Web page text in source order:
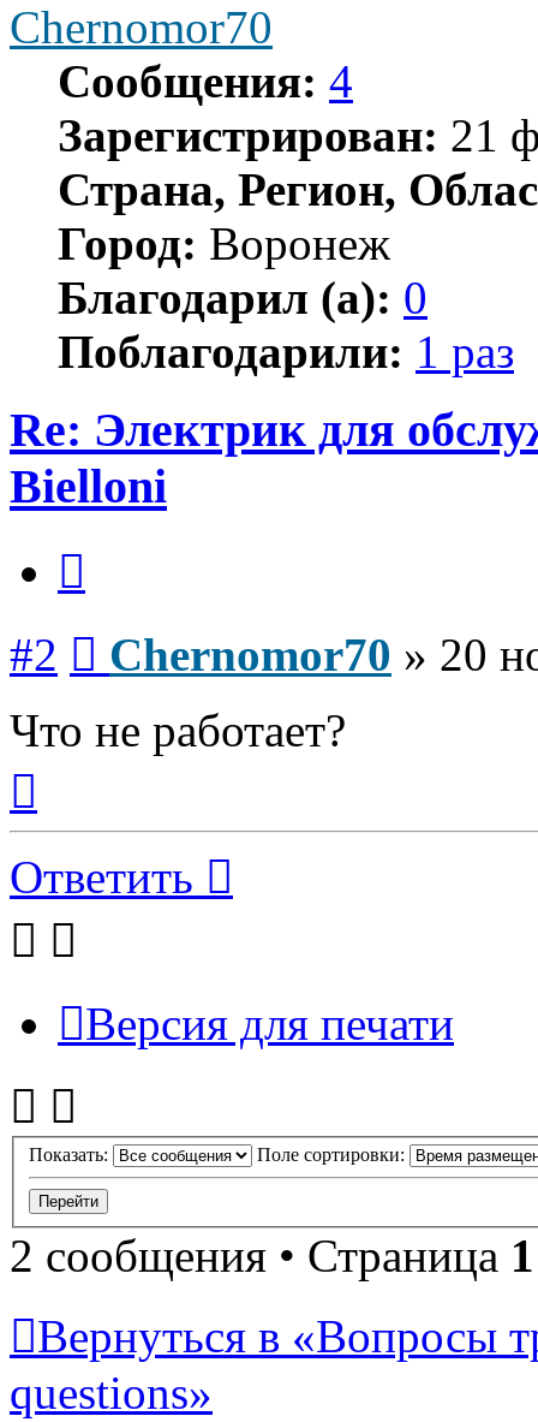
Chernomor70
Сообщения: 4
Зарегистрирован: 21
Страна, Регион,
Город: Воронеж
Благодарил (а): 0
Поблагодарили: 1 раз
Re: Электрик для
Bielloni
#2 Chernomor70 » 20
Что не работает?
началу
Ответить
Версия для печати
Показать: Поле сортировки:
2 сообщения • Страница 1
Вернуться в «Вопросы
questions»